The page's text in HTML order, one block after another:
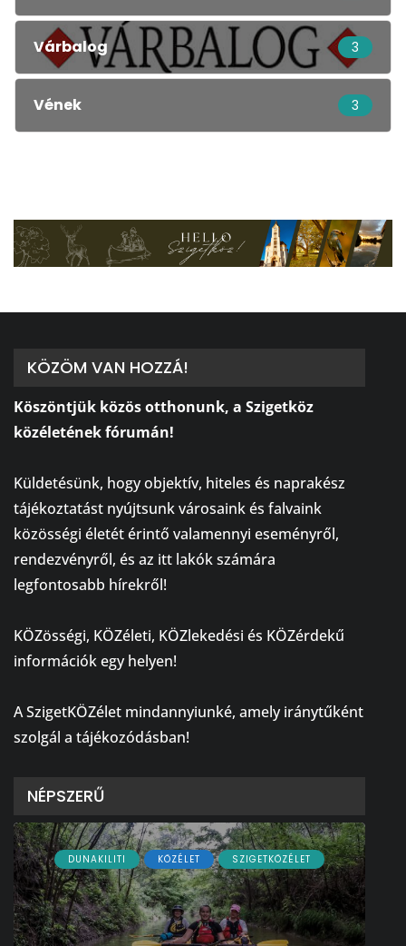
Várbalog 3
Vének 3
KÖZÖM VAN HOZZÁ!
Köszöntjük közös otthonunk, a Szigetköz
közéletének fórumán!
Küldetésünk, hogy objektív, hiteles és naprakész
tájékoztatást nyújtsunk városaink és falvaink
közösségi életét érintő valamennyi eseményről,
rendezvényről, és az itt lakók számára
legfontosabb hírekről!
KÖZösségi, KÖZéleti, KÖZlekedési és KÖZérdekű
információk egy helyen!
A SzigetKÖZélet mindannyiunké, amely iránytűként
szolgál a tájékozódásban!
NÉPSZERŰ
DUNAKILITI KÖZÉLET SZIGETKÖZÉLET